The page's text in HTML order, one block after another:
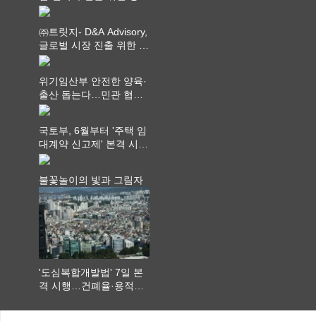
부처 법무담당관 회의 개
㈜트릿지- D&A Advisory,
글로벌 시장 진출 위한 전
략적 업무협약 체결
위기임산부 안전한 양육·
출산 돕는다…민관 협력
체계 구축
국토부, 6월부터 '주택 임
대계약 신고제' 본격 시
행…실거래가 투명화 기
불꽃놀이의 빛과 그림자
'도심복합개발법' 7일 본
격 시행…건폐율·용적률